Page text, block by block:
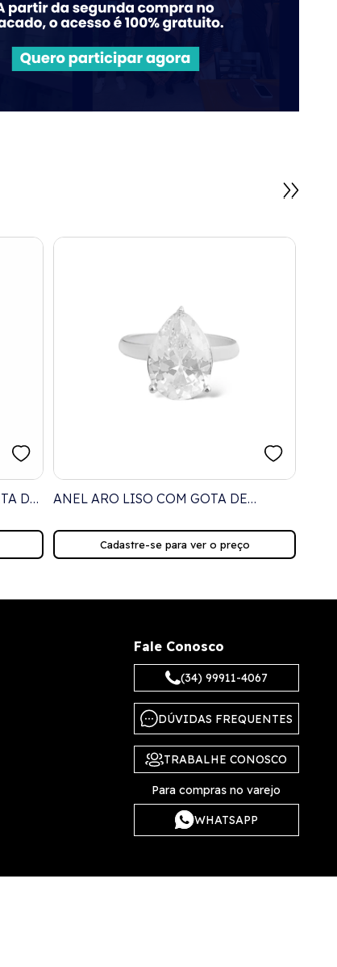
DE
ANEL ARO LISO COM GOTA DE
Cadastre-se para ver o preço
Fale Conosco
(34) 99911-4067
DÚVIDAS FREQUENTES
TRABALHE CONOSCO
Para compras no varejo
WHATSAPP